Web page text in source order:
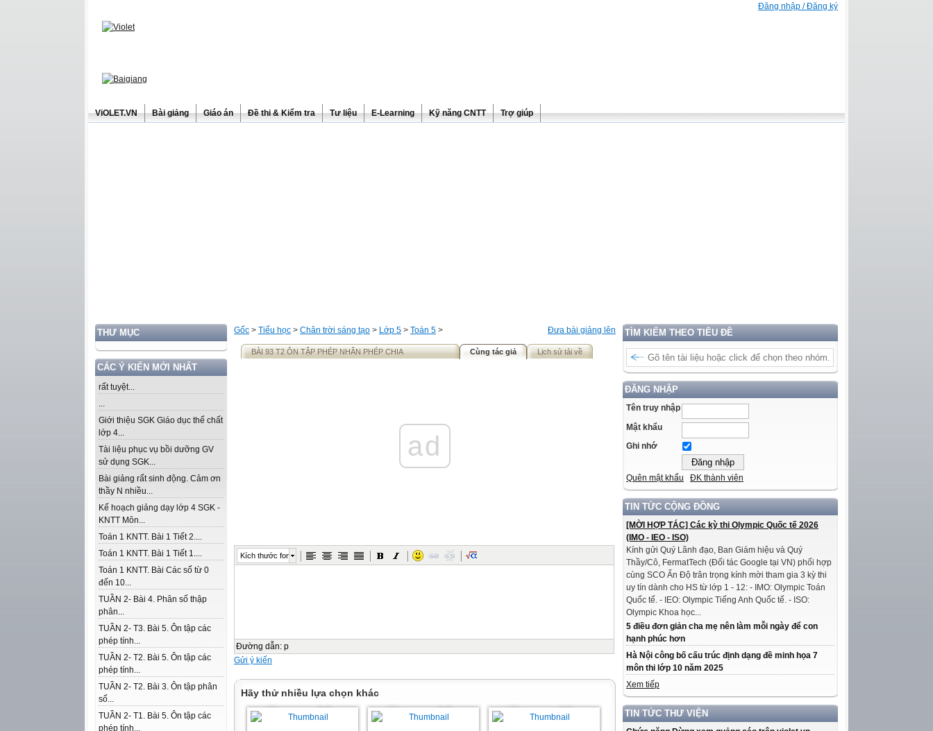
Đăng nhập / Đăng ký
ViOLET.VN Bài giảng Giáo án Đề thi & Kiểm tra Tư liệu E-Learning Kỹ năng CNTT Trợ giúp
THƯ MỤC
CÁC Ý KIẾN MỚI NHẤT
rất tuyệt...
...
Giới thiệu SGK Giáo dục thể chất
lớp 4...
Tài liệu phục vụ bồi dưỡng GV
sử dụng SGK...
Bài giảng rất sinh động. Cảm ơn
thầy N nhiều...
Kế hoạch giảng dạy lớp 4 SGK -
KNTT Môn...
Toán 1 KNTT. Bài 1 Tiết 2....
Toán 1 KNTT. Bài 1 Tiết 1....
Toán 1 KNTT. Bài Các số từ 0
đến 10...
TUẦN 2- Bài 4. Phân số thập
phân...
TUẦN 2- T3. Bài 5. Ôn tập các
phép tính...
TUẦN 2- T2. Bài 5. Ôn tập các
phép tính...
TUẦN 2- T2. Bài 3. Ôn tập phân
số...
TUẦN 2- T1. Bài 5. Ôn tập các
phép tính...
TÌM KIẾM THEO TIÊU ĐỀ
ĐĂNG NHẬP
Tên truy nhập
Mật khẩu
Ghi nhớ
Quên mật khẩu ĐK thành viên
TIN TỨC CỘNG ĐỒNG
[MỜI HỢP TÁC] Các kỳ thi Olympic Quốc tế 2026
(IMO - IEO - ISO)
Kính gửi Quý Lãnh đạo, Ban Giám hiệu và Quý
Thầy/Cô, FermatTech (Đối tác Google tại VN) phối hợp
cùng SCO Ấn Độ trân trọng kính mời tham gia 3 kỳ thi
uy tín dành cho HS từ lớp 1 - 12: - IMO: Olympic Toán
Quốc tế. - IEO: Olympic Tiếng Anh Quốc tế. - ISO:
Olympic Khoa học...
5 điều đơn giản cha mẹ nên làm mỗi ngày để con
hạnh phúc hơn
Hà Nội công bố cấu trúc định dạng đề minh họa 7
môn thi lớp 10 năm 2025
Xem tiếp
TIN TỨC THƯ VIỆN
Đưa bài giảng lên
Gốc > Tiểu học > Chân trời sáng tạo > Lớp 5 > Toán 5 >
BÀI 93 T2 ÔN TẬP PHÉP NHÂN PHÉP CHIA Cùng tác giả Lịch sử tải về
ad
Kích thước font
Đường dẫn: p
Gửi ý kiến
Hãy thử nhiều lựa chọn khác